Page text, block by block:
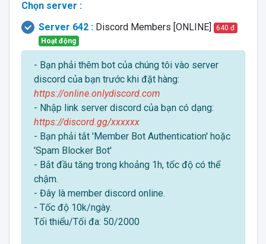
Chọn server :
Server 642 :Discord Members [ONLINE]
640 đ
Hoạt động
- Bạn phải thêm bot của chúng tôi vào server
discord của bạn trước khi đặt hàng:
https://online.onlydiscord.com
- Nhập link server discord của bạn có dạng:
https://discord.gg/xxxxxx
- Bạn phải tắt 'Member Bot Authentication' hoặc
'Spam Blocker Bot'
- Bắt đầu tăng trong khoảng 1h, tốc độ có thể
chậm.
- Đây là member discord online.
- Tốc độ 10k/ngày.
Tối thiểu/Tối đa: 50/2000